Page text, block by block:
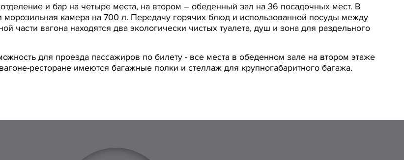
и бар на четыре места, на втором – обеденный зал на 36 посадочных мест. В
морозильная камера на 700 л. Передачу горячих блюд и использованной посуды между
части вагона находятся два экологически чистых туалета, душ и зона для раздельного
для проезда пассажиров по билету - все места в обеденном зале на втором этаже
ресторане имеются багажные полки и стеллаж для крупногабаритного багажа.